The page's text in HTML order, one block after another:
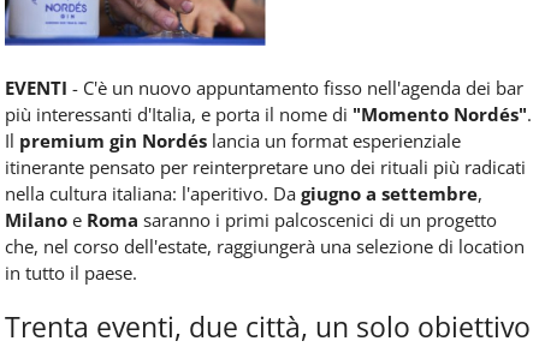
EVENTI - C'è un nuovo appuntamento fisso nell'agenda dei bar
più interessanti d'Italia, e porta il nome di "Momento Nordés".
Il premium gin Nordés lancia un format esperienziale
itinerante pensato per reinterpretare uno dei rituali più radicati
nella cultura italiana: l'aperitivo. Da giugno a settembre,
Milano e Roma saranno i primi palcoscenici di un progetto
che, nel corso dell'estate, raggiungerà una selezione di location
in tutto il paese.
Trenta eventi, due città, un solo obiettivo